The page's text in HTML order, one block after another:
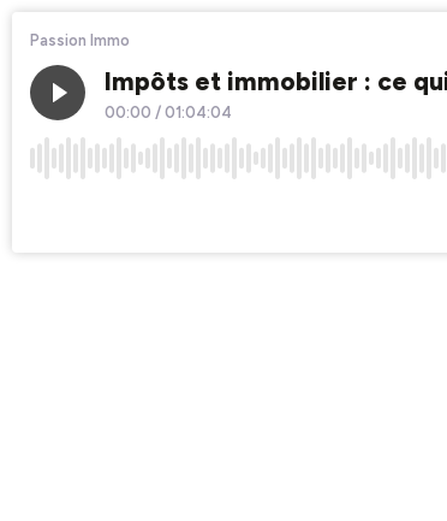
Passion Immo
Impôts et immobilier : ce
00:00 /01:04:04